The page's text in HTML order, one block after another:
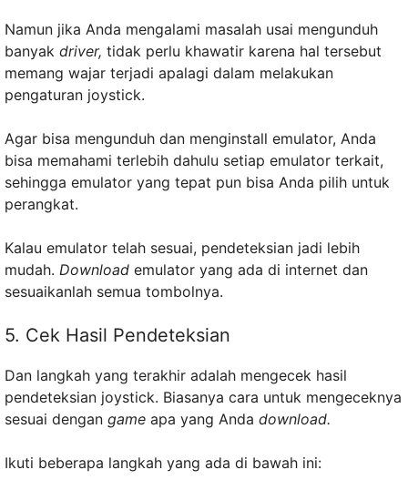
Namun jika Anda mengalami masalah usai mengunduh
banyak driver, tidak perlu khawatir karena hal tersebut
memang wajar terjadi apalagi dalam melakukan
pengaturan joystick.
Agar bisa mengunduh dan menginstall emulator, Anda
bisa memahami terlebih dahulu setiap emulator terkait,
sehingga emulator yang tepat pun bisa Anda pilih untuk
perangkat.
Kalau emulator telah sesuai, pendeteksian jadi lebih
mudah. Download emulator yang ada di internet dan
sesuaikanlah semua tombolnya.
5. Cek Hasil Pendeteksian
Dan langkah yang terakhir adalah mengecek hasil
pendeteksian joystick. Biasanya cara untuk mengeceknya
sesuai dengan game apa yang Anda download.
Ikuti beberapa langkah yang ada di bawah ini: